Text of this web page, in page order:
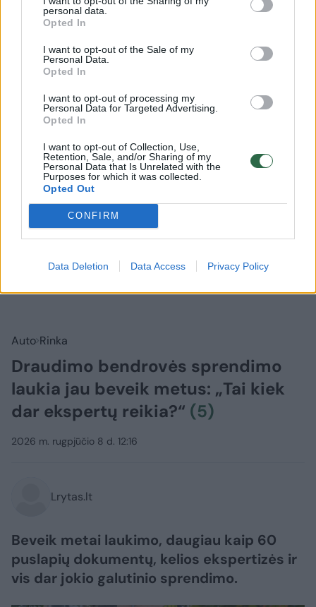
personal data.
Opted In
I want to opt-out of the Sale of my
Personal Data.
Opted In
I want to opt-out of processing my
Personal Data for Targeted Advertising.
Opted In
I want to opt-out of Collection, Use,
Retention, Sale, and/or Sharing of my
Personal Data that Is Unrelated with the
Purposes for which it was collected.
Opted Out
CONFIRM
Data Deletion Data Access Privacy Policy
Rodyti komentarus
Auto Rinka
Draudimo bendrovės sprendimo
laukia jau beveik metus: „Tai kiek
dar ekspertų reikia?“ (5)
2026 m. rugpjūčio 8 d. 12:16
Lrytas.lt
Beveik metai laukimo, daugiau kaip 60
puslapių dokumentų, kelios ekspertizės ir
vis dar jokio galutinio sprendimo.